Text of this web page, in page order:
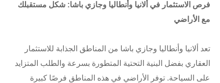
فرص الاستثمار في ألانيا وأنطاليا وجازي باشا: شكل مستقبلك
مع الأراضي
تعد ألانيا وأنطاليا وجازي باشا من المناطق الجذابة للاستثمار
العقاري بفضل البنية التحتية المتطورة بسرعة والطلب المتزايد
على السياحة. توفر الأراضي في هذه المناطق فرصًا كبيرة